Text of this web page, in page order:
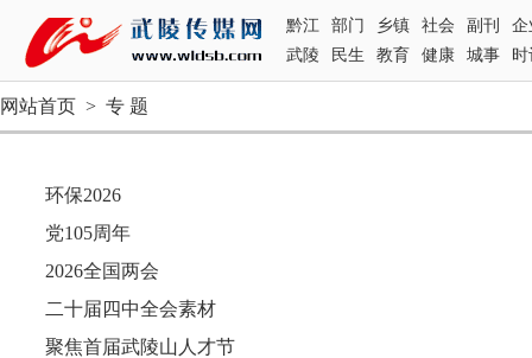
黔江 部门 乡镇 社会 副刊
企
武陵
民生 教育 健康 城事 时
网站首页 > 专 题
环保2026
党105周年
2026全国两会
二十届四中全会素材
聚焦首届武陵山人才节